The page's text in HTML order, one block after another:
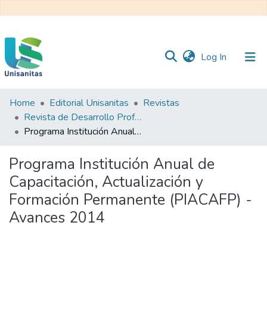
Log In (current)
Inicio
Web
Unisanitas
Web
Biblioteca
Home Editorial Unisanitas
Revistas
Revista de Desarrollo Profesoral Universitario REDPRO
Programa Institución Anual de Capacitación, Actualización y Formación Permanente (PIACAFP) - Avances 2014
Programa Institución Anual de
Capacitación, Actualización y
Formación Permanente (PIACAFP) -
Avances 2014